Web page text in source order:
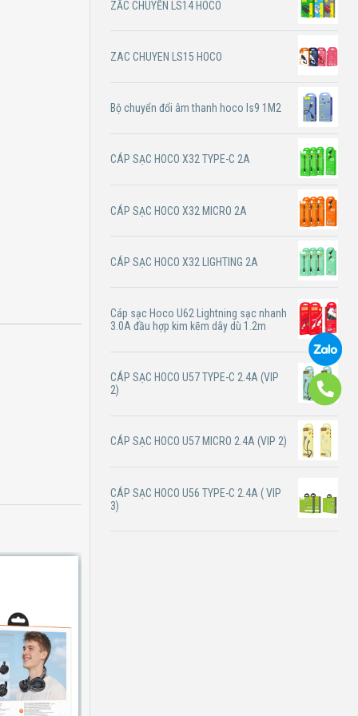
ZẮC CHUYỂN LS14 HOCO
ZAC CHUYEN LS15 HOCO
Bộ chuyển đổi âm thanh hoco ls9 1M2
CÁP SẠC HOCO X32 TYPE-C 2A
CÁP SẠC HOCO X32 MICRO 2A
CÁP SẠC HOCO X32 LIGHTING 2A
Cáp sạc Hoco U62 Lightning sạc nhanh
3.0A đầu hợp kim kẽm dây dù 1.2m
CÁP SẠC HOCO U57 TYPE-C 2.4A (VIP
2)
CÁP SẠC HOCO U57 MICRO 2.4A (VIP 2)
CÁP SẠC HOCO U56 TYPE-C 2.4A ( VIP
3)